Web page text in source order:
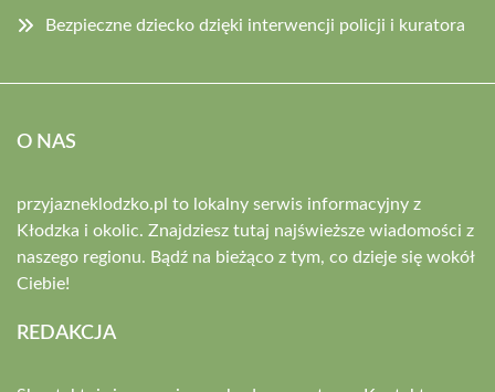
Bezpieczne dziecko dzięki interwencji policji i kuratora
O NAS
przyjazneklodzko.pl to lokalny serwis informacyjny z
Kłodzka i okolic. Znajdziesz tutaj najświeższe wiadomości z
naszego regionu. Bądź na bieżąco z tym, co dzieje się wokół
Ciebie!
REDAKCJA